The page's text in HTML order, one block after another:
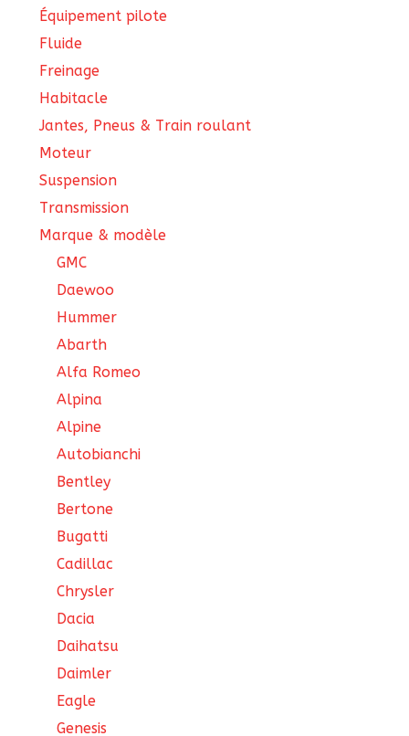
Équipement pilote
Fluide
Freinage
Habitacle
Jantes, Pneus & Train roulant
Moteur
Suspension
Transmission
Marque & modèle
GMC
Daewoo
Hummer
Abarth
Alfa Romeo
Alpina
Alpine
Autobianchi
Bentley
Bertone
Bugatti
Cadillac
Chrysler
Dacia
Daihatsu
Daimler
Eagle
Genesis